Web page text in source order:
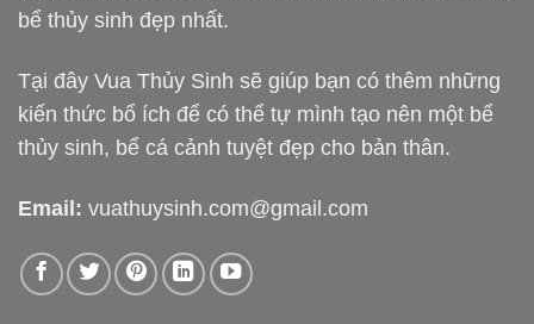
bể thủy sinh đẹp nhất.
Tại đây Vua Thủy Sinh sẽ giúp bạn có thêm những
kiến thức bổ ích để có thể tự mình tạo nên một bể
thủy sinh, bể cá cảnh tuyệt đẹp cho bản thân.
Email: vuathuysinh.com@gmail.com